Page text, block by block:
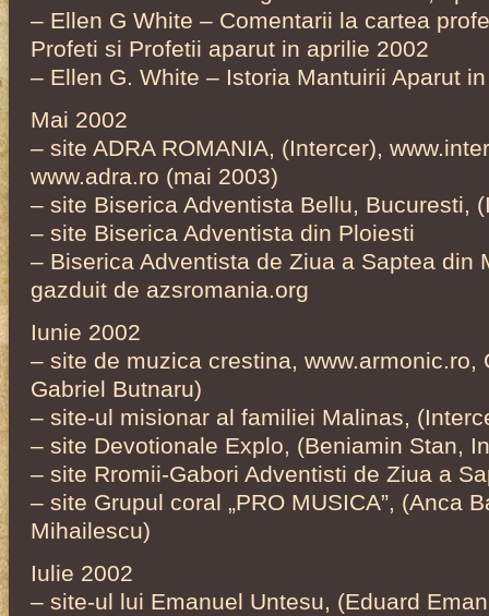
– Ellen G White – Comentarii la cartea
Profeti si Profetii aparut in aprilie 2002
– Ellen G. White – Istoria Mantuirii Aparut
Mai 2002
– site ADRA ROMANIA, (Intercer),
www.adra.ro (mai 2003)
– site Biserica Adventista Bellu, Bucuresti,
– site Biserica Adventista din Ploiesti
– Biserica Adventista de Ziua a Saptea din
gazduit de azsromania.org
Iunie 2002
– site de muzica crestina, www.armonic.ro,
Gabriel Butnaru)
– site-ul misionar al familiei Malinas,
– site Devotionale Explo, (Beniamin Stan,
– site Rromii-Gabori Adventisti de Ziua a
– site Grupul coral „PRO MUSICA”, (Anca
Mihailescu)
Iulie 2002
– site-ul lui Emanuel Untesu, (Eduard